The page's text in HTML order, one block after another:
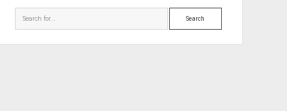
Search